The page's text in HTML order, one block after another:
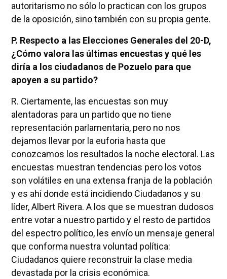
autoritarismo no sólo lo practican con los grupos
de la oposición, sino también con su propia gente.
P. Respecto a las Elecciones Generales del 20-D,
¿Cómo valora las últimas encuestas y qué les
diría a los ciudadanos de Pozuelo para que
apoyen a su partido?
R. Ciertamente, las encuestas son muy
alentadoras para un partido que no tiene
representación parlamentaria, pero no nos
dejamos llevar por la euforia hasta que
conozcamos los resultados la noche electoral. Las
encuestas muestran tendencias pero los votos
son volátiles en una extensa franja de la población
y es ahí donde está incidiendo Ciudadanos y su
líder, Albert Rivera. A los que se muestran dudosos
entre votar a nuestro partido y el resto de partidos
del espectro político, les envío un mensaje general
que conforma nuestra voluntad política:
Ciudadanos quiere reconstruir la clase media
devastada por la crisis económica.